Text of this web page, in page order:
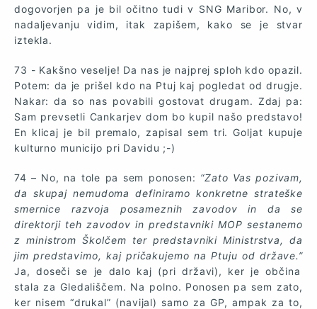
dogovorjen pa je bil očitno tudi v SNG Maribor. No, v
nadaljevanju vidim, itak zapišem, kako se je stvar
iztekla.
73 - Kakšno veselje! Da nas je najprej sploh kdo opazil.
Potem: da je prišel kdo na Ptuj kaj pogledat od drugje.
Nakar: da so nas povabili gostovat drugam. Zdaj pa:
Sam prevsetli Cankarjev dom bo kupil našo predstavo!
En klicaj je bil premalo, zapisal sem tri. Goljat kupuje
kulturno municijo pri Davidu ;-)
74 – No, na tole pa sem ponosen: “Zato Vas pozivam,
da skupaj nemudoma definiramo konkretne strateške
smernice razvoja posameznih zavodov in da se
direktorji teh zavodov in predstavniki MOP sestanemo
z ministrom Školčem ter predstavniki Ministrstva, da
jim predstavimo, kaj pričakujemo na Ptuju od države.”
Ja, doseči se je dalo kaj (pri državi), ker je občina
stala za Gledališčem. Na polno. Ponosen pa sem zato,
ker nisem “drukal” (navijal) samo za GP, ampak za to,